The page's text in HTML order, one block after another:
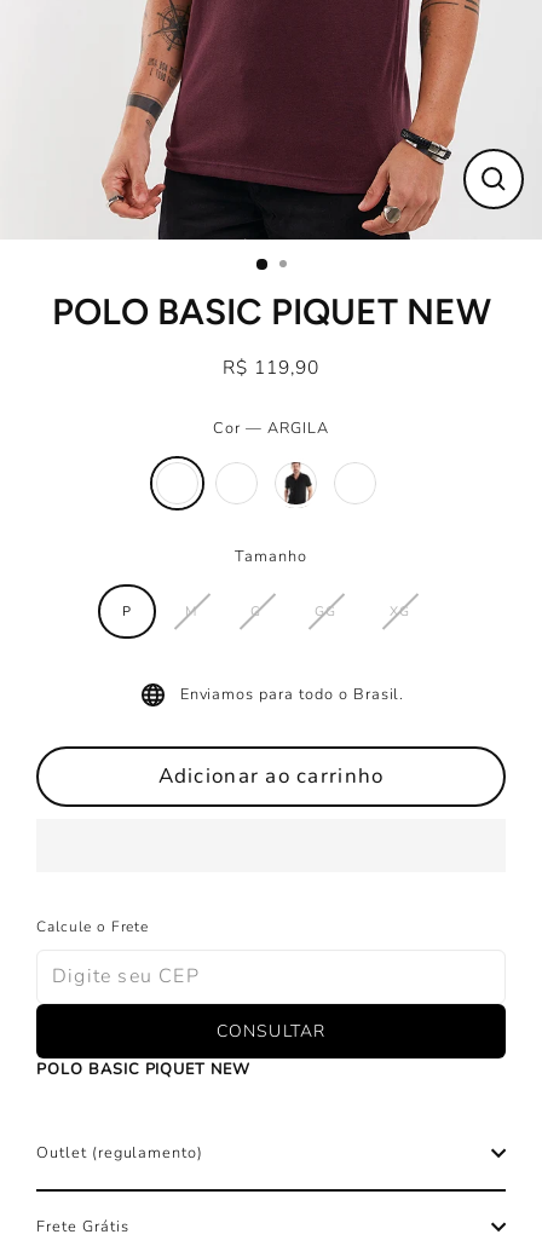
POLO BASIC PIQUET NEW
Preço
R$ 119,90
Cor— ARGILA
Tamanho
P M G GG XG
Enviamos para todo o Brasil.
Adicionar ao carrinho
Calcule o Frete
CONSULTAR
POLO BASIC PIQUET NEW
Outlet (regulamento)
Frete Grátis